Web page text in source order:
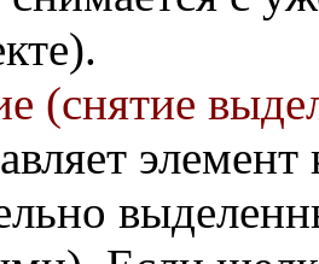
(снятие
элемент